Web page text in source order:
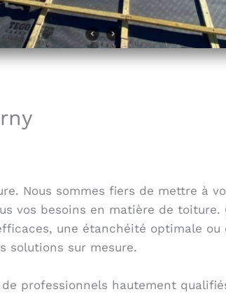
Nous sommes fiers de mettre à
vos besoins en matière de toiture.
une étanchéité optimale ou
solutions sur mesure.
professionnels hautement